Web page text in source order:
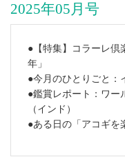
2025年05月号
●【特集】コラーレ倶
年」
●今月のひとりごと：
●鑑賞レポート：ワ
（インド）
●ある日の「アコギ